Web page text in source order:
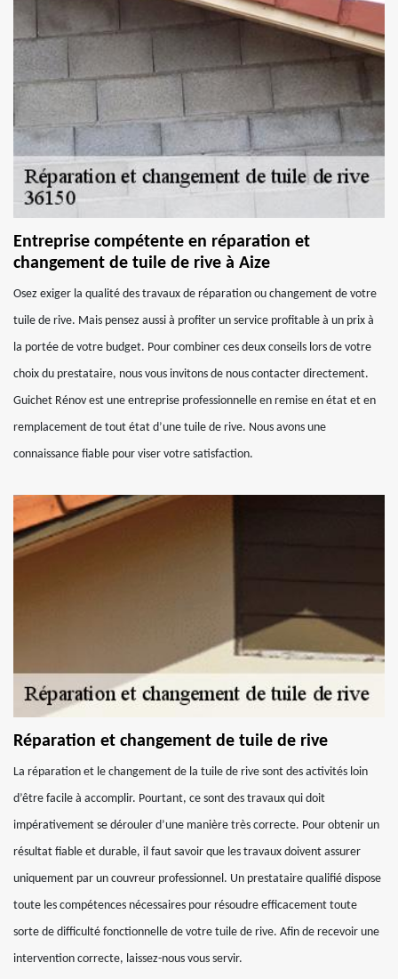
Entreprise compétente en réparation et
changement de tuile de rive à Aize
Osez exiger la qualité des travaux de réparation ou changement de votre
tuile de rive. Mais pensez aussi à profiter un service profitable à un prix à
la portée de votre budget. Pour combiner ces deux conseils lors de votre
choix du prestataire, nous vous invitons de nous contacter directement.
Guichet Rénov est une entreprise professionnelle en remise en état et en
remplacement de tout état d’une tuile de rive. Nous avons une
connaissance fiable pour viser votre satisfaction.
Réparation et changement de tuile de rive
La réparation et le changement de la tuile de rive sont des activités loin
d’être facile à accomplir. Pourtant, ce sont des travaux qui doit
impérativement se dérouler d’une manière très correcte. Pour obtenir un
résultat fiable et durable, il faut savoir que les travaux doivent assurer
uniquement par un couvreur professionnel. Un prestataire qualifié dispose
toute les compétences nécessaires pour résoudre efficacement toute
sorte de difficulté fonctionnelle de votre tuile de rive. Afin de recevoir une
intervention correcte, laissez-nous vous servir.